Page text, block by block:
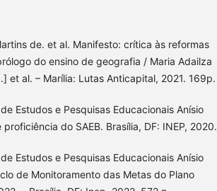
de. et al. Manifesto: crítica às reformas
do ensino de geografia / Maria Adailza
et al. – Marília: Lutas Anticapital, 2021. 169p.
Estudos e Pesquisas Educacionais Anísio
do SAEB. Brasília, DF: INEP, 2020.
Estudos e Pesquisas Educacionais Anísio
de Monitoramento das Metas do Plano